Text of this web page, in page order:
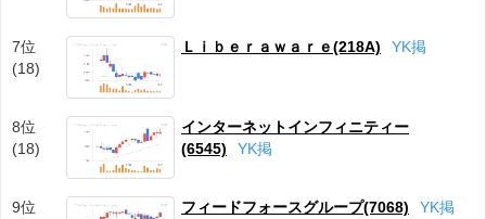
7位
(18)
Ｌｉｂｅｒａｗａｒｅ(218A) YK掲
8位
(18)
インターネットインフィニティー
(6545)
YK掲
9位
フィードフォースグループ(7068) YK掲